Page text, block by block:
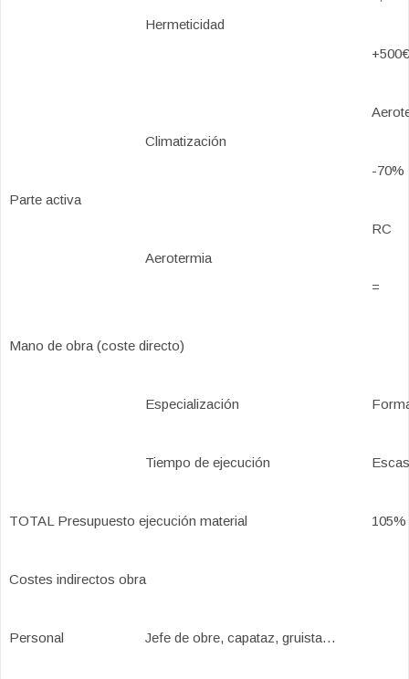
Hermeticidad
Parte activa
Climatización
-70%
Aerotermia
RC
=
Mano de obra (coste directo)
Especialización
Tiempo de ejecución
TOTAL Presupuesto ejecución material 105%
Costes indirectos obra
Personal Jefe de obre, capataz, gruista…